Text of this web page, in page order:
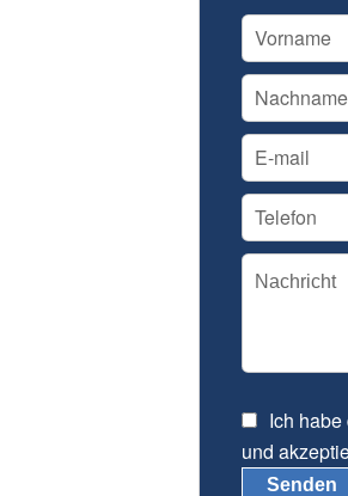
Ich habe
und
Senden